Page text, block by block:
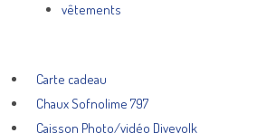
vêtements
Carte cadeau
Chaux Sofnolime 797
Caisson Photo/vidéo Divevolk